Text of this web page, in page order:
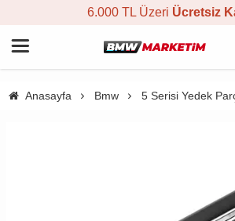
6.000 TL Üzeri Ücretsiz
Anasayfa Bmw 5 Serisi Yedek